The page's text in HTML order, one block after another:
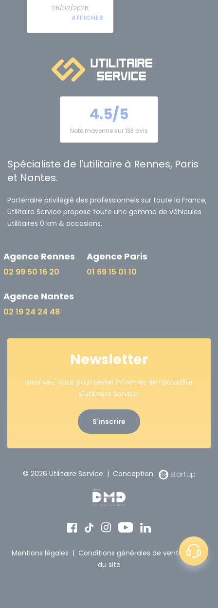
26/02/2026
4.5/5
Note moyenne sur 133 avis
Spécialiste de l'utilitaire à Rennes, Paris
et Nantes.
Partenaire privilégié des professionnels sur toute la France,
Utilitaire Service propose toute une gamme de véhicules
utilitaires 0 km & occasions.
Agence Rennes
02 99 50 16 20
Agence Paris
01 69 15 01 10
Agence Nantes
02 19 24 24 48
Newsletter
Inscrivez-vous pour rester informés de l’actualité
d'Utilitaire Service.
S'inscrire
© 2026 Utilitaire Service | Conception :
Mentions légales | Conditions générales de vente | Plan
du site